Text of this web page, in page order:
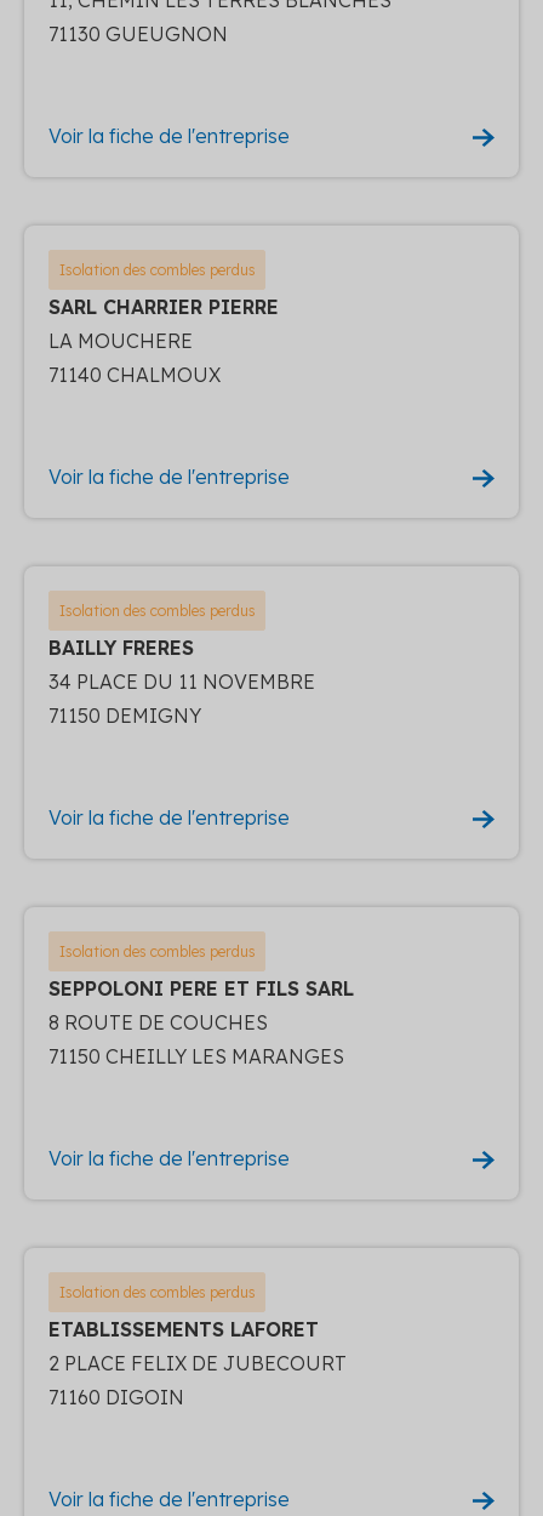
71130 GUEUGNON
Voir la fiche de l'entreprise
Isolation des combles perdus
SARL CHARRIER PIERRE
LA MOUCHERE
71140 CHALMOUX
Voir la fiche de l'entreprise
Isolation des combles perdus
BAILLY FRERES
34 PLACE DU 11 NOVEMBRE
71150 DEMIGNY
Voir la fiche de l'entreprise
Isolation des combles perdus
SEPPOLONI PERE ET FILS SARL
8 ROUTE DE COUCHES
71150 CHEILLY LES MARANGES
Voir la fiche de l'entreprise
Isolation des combles perdus
ETABLISSEMENTS LAFORET
2 PLACE FELIX DE JUBECOURT
71160 DIGOIN
Voir la fiche de l'entreprise